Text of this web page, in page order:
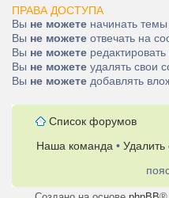
ПРАВА ДОСТУПА
Вы не можете начинать темы
Вы не можете отвечать на
Вы не можете
Вы не можете удалять свои
Вы не можете добавлять
Список форумов
Наша команда •